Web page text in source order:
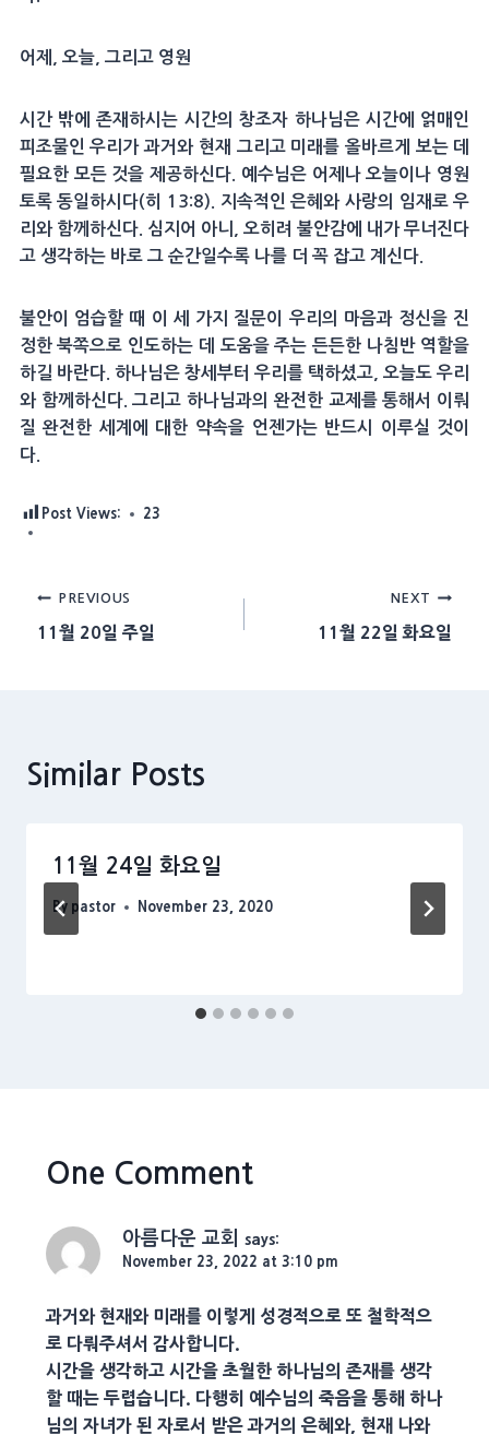
어제, 오늘, 그리고 영원
시간 밖에 존재하시는 시간의 창조자 하나님은 시간에 얽매인
피조물인 우리가 과거와 현재 그리고 미래를 올바르게 보는 데
필요한 모든 것을 제공하신다. 예수님은 어제나 오늘이나 영원
토록 동일하시다(히 13:8). 지속적인 은혜와 사랑의 임재로 우
리와 함께하신다. 심지어 아니, 오히려 불안감에 내가 무너진다
고 생각하는 바로 그 순간일수록 나를 더 꼭 잡고 계신다.
불안이 엄습할 때 이 세 가지 질문이 우리의 마음과 정신을 진
정한 북쪽으로 인도하는 데 도움을 주는 든든한 나침반 역할을
하길 바란다. 하나님은 창세부터 우리를 택하셨고, 오늘도 우리
와 함께하신다. 그리고 하나님과의 완전한 교제를 통해서 이뤄
질 완전한 세계에 대한 약속을 언젠가는 반드시 이루실 것이
다.
Post Views: 23
Post
navigation
PREVIOUS
11월 20일 주일
NEXT
11월 22일 화요일
Similar Posts
11월 24일 화요일
By pastor November 23, 2020
One Comment
아름다운 교회 says:
November 23, 2022 at 3:10 pm
과거와 현재와 미래를 이렇게 성경적으로 또 철학적으
로 다뤄주셔서 감사합니다.
시간을 생각하고 시간을 초월한 하나님의 존재를 생각
할 때는 두렵습니다. 다행히 예수님의 죽음을 통해 하나
님의 자녀가 된 자로서 받은 과거의 은혜와, 현재 나와